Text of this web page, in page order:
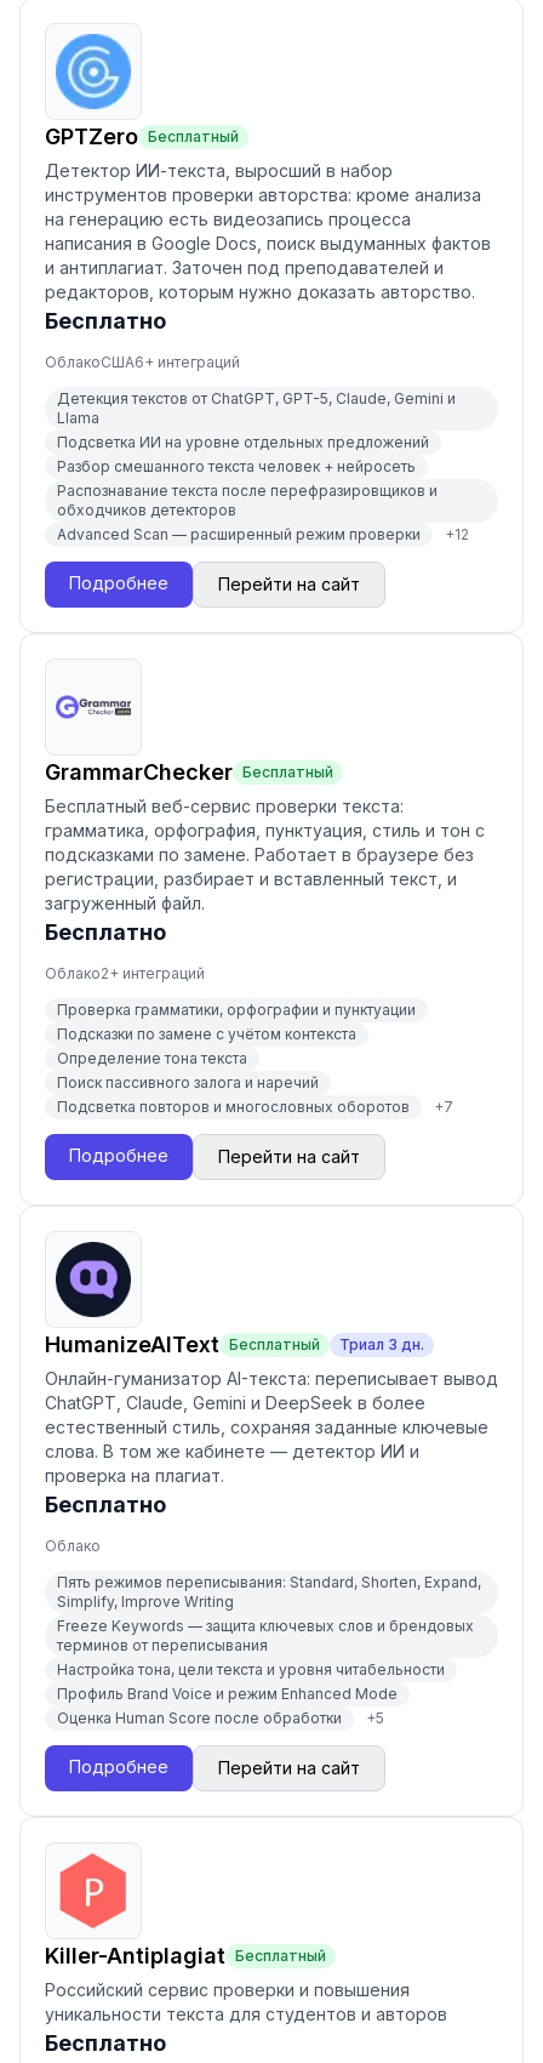
GPTZero Бесплатный
Детектор ИИ-текста, выросший в набор
инструментов проверки авторства: кроме анализа
на генерацию есть видеозапись процесса
написания в Google Docs, поиск выдуманных фактов
и антиплагиат. Заточен под преподавателей и
редакторов, которым нужно доказать авторство.
Бесплатно
ОблакоСША6+ интеграций
Детекция текстов от ChatGPT, GPT-5, Claude, Gemini и
Llama
Подсветка ИИ на уровне отдельных предложений
Разбор смешанного текста человек + нейросеть
Распознавание текста после перефразировщиков и
обходчиков детекторов
Advanced Scan — расширенный режим проверки
+12
Подробнее Перейти на сайт
GrammarChecker Бесплатный
Бесплатный веб-сервис проверки текста:
грамматика, орфография, пунктуация, стиль и тон с
подсказками по замене. Работает в браузере без
регистрации, разбирает и вставленный текст, и
загруженный файл.
Бесплатно
Облако2+ интеграций
Проверка грамматики, орфографии и пунктуации
Подсказки по замене с учётом контекста
Определение тона текста
Поиск пассивного залога и наречий
Подсветка повторов и многословных оборотов
+7
Подробнее Перейти на сайт
HumanizeAIText Бесплатный Триал 3 дн.
Онлайн-гуманизатор AI-текста: переписывает вывод
ChatGPT, Claude, Gemini и DeepSeek в более
естественный стиль, сохраняя заданные ключевые
слова. В том же кабинете — детектор ИИ и
проверка на плагиат.
Бесплатно
Облако
Пять режимов переписывания: Standard, Shorten, Expand,
Simplify, Improve Writing
Freeze Keywords — защита ключевых слов и брендовых
терминов от переписывания
Настройка тона, цели текста и уровня читабельности
Профиль Brand Voice и режим Enhanced Mode
Оценка Human Score после обработки
+5
Подробнее Перейти на сайт
Killer-Antiplagiat Бесплатный
Российский сервис проверки и повышения
уникальности текста для студентов и авторов
Бесплатно